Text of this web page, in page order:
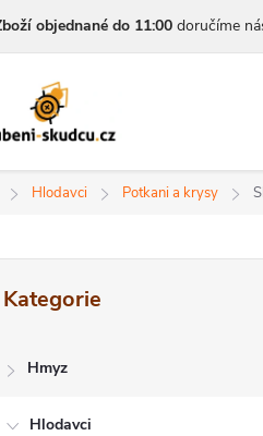
objednané do 11:00 doručíme
Domů
Hlodavci Potkani a krysy
Kategorie
Hmyz
Hlodavci